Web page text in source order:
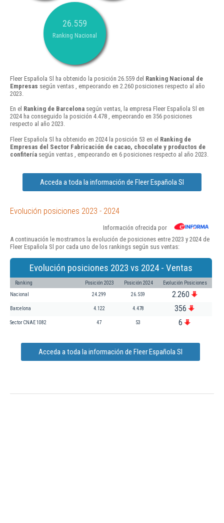
26.559
Ranking Nacional
Fleer Española Sl ha obtenido la posición 26.559 del Ranking Nacional de
Empresas según ventas , empeorando en 2.260 posiciones respecto al año
2023.
En el Ranking de Barcelona según ventas, la empresa Fleer Española Sl en
2024 ha conseguido la posición 4.478 , empeorando en 356 posiciones
respecto al año 2023.
Fleer Española Sl ha obtenido en 2024 la posición 53 en el Ranking de
Empresas del Sector Fabricación de cacao, chocolate y productos de
confitería según ventas , empeorando en 6 posiciones respecto al año 2023.
Acceda a toda la información de Fleer Española Sl
Evolución posiciones 2023 - 2024
Información ofrecida por
A continuación le mostramos la evolución de posiciones entre 2023 y 2024 de
Fleer Española Sl por cada uno de los rankings según sus ventas:
Evolución posiciones 2023 vs 2024 - Ventas
Ranking Posición 2023 Posición 2024 Evolución Posiciones
Nacional 24.299 26.559 2.260
Barcelona 4.122 4.478 356
Sector CNAE 1082 47 53 6
Acceda a toda la información de Fleer Española Sl